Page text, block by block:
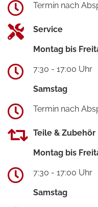
Termin nach
Service
Montag bis
7:30 - 17:00 Uhr
Samstag
Termin nach
Teile & Zubehör
Montag bis
7:30 - 17:00 Uhr
Samstag